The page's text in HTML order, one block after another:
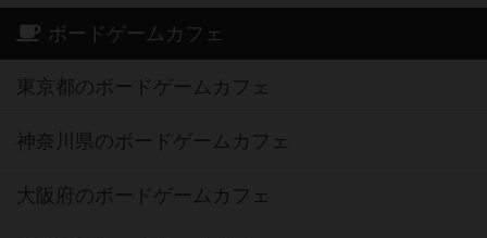
ボードゲームカフェ
東京都のボードゲームカフェ
神奈川県のボードゲームカフェ
大阪府のボードゲームカフェ